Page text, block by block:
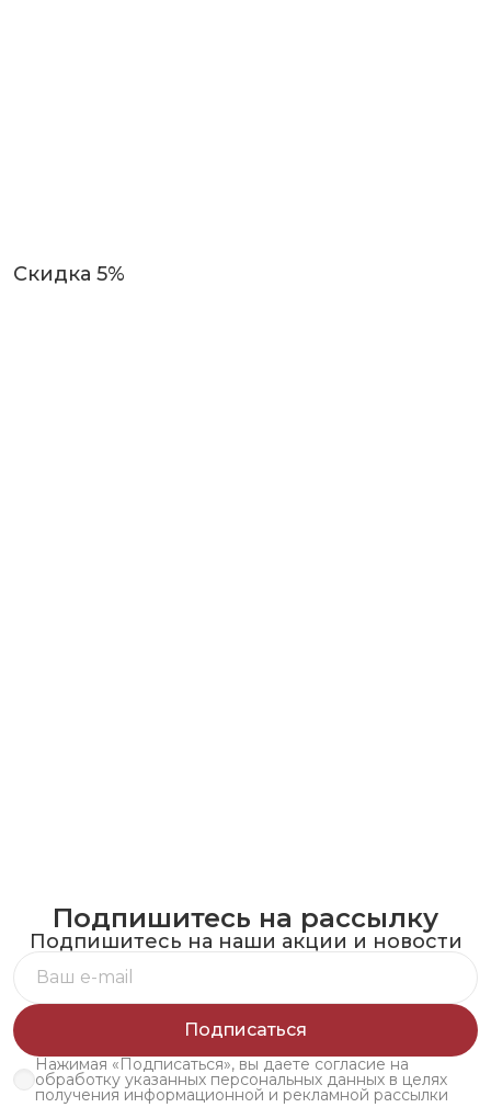
Скидка 5%
Подпишитесь на рассылку
Подпишитесь на наши акции и новости
Подписаться
Нажимая «Подписаться», вы даете согласие на
обработку указанных персональных данных в целях
получения информационной и рекламной рассылки